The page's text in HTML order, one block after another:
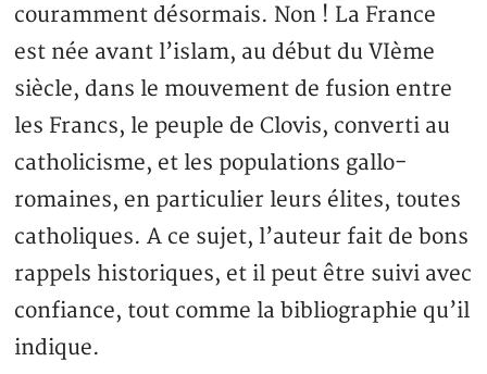
couramment désormais. Non ! La France
est née avant l’islam, au début du VIème
siècle, dans le mouvement de fusion entre
les Francs, le peuple de Clovis, converti au
catholicisme, et les populations gallo-
romaines, en particulier leurs élites, toutes
catholiques. A ce sujet, l’auteur fait de bons
rappels historiques, et il peut être suivi avec
confiance, tout comme la bibliographie qu’il
indique.